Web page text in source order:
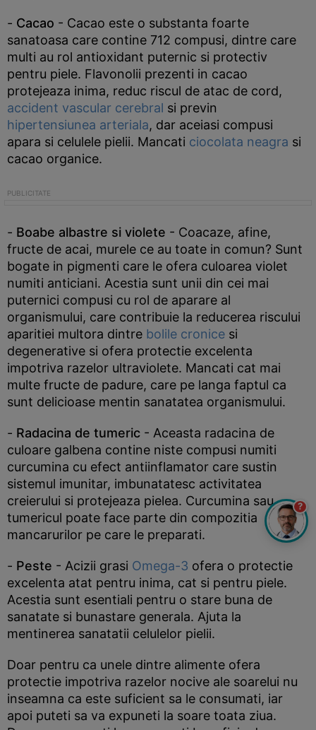
- Cacao - Cacao este o substanta foarte
sanatoasa care contine 712 compusi, dintre care
multi au rol antioxidant puternic si protectiv
pentru piele. Flavonolii prezenti in cacao
protejeaza inima, reduc riscul de atac de cord,
accident vascular cerebral si previn
hipertensiunea arteriala, dar aceiasi compusi
apara si celulele pielii. Mancati ciocolata neagra si
cacao organice.
- Boabe albastre si violete - Coacaze, afine,
fructe de acai, murele ce au toate in comun? Sunt
bogate in pigmenti care le ofera culoarea violet
numiti anticiani. Acestia sunt unii din cei mai
puternici compusi cu rol de aparare al
organismului, care contribuie la reducerea riscului
aparitiei multora dintre bolile cronice si
degenerative si ofera protectie excelenta
impotriva razelor ultraviolete. Mancati cat mai
multe fructe de padure, care pe langa faptul ca
sunt delicioase mentin sanatatea organismului.
- Radacina de tumeric - Aceasta radacina de
culoare galbena contine niste compusi numiti
curcumina cu efect antiinflamator care sustin
sistemul imunitar, imbunatatesc activitatea
creierului si protejeaza pielea. Curcumina sau
tumericul poate face parte din compozitia
mancarurilor pe care le preparati.
- Peste - Acizii grasi Omega-3 ofera o protectie
excelenta atat pentru inima, cat si pentru piele.
Acestia sunt esentiali pentru o stare buna de
sanatate si bunastare generala. Ajuta la
mentinerea sanatatii celulelor pielii.
Doar pentru ca unele dintre alimente ofera
protectie impotriva razelor nocive ale soarelui nu
inseamna ca este suficient sa le consumati, iar
apoi puteti sa va expuneti la soare toata ziua.
?